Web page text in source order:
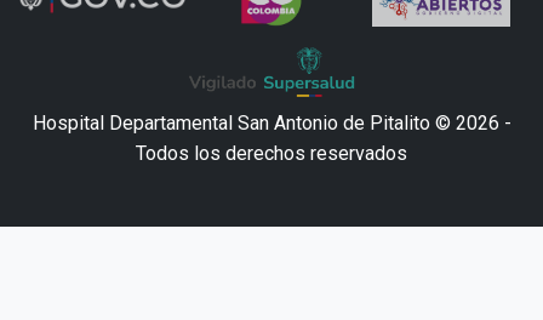
Hospital Departamental San Antonio de Pitalito © 2026 -
Todos los derechos reservados